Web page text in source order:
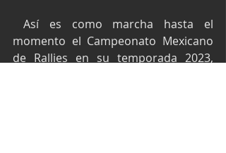
momento el Campeonato Mexicano
de Rallies en su temporada 2023,